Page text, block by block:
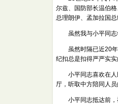
尔兹、国防部长温伯
总理朗伊、孟加拉国总
虽然我与小平同志
虽然时隔已近20年
纪扣总是扣得严严实
小平同志喜欢在人
厅，听取中方陪同人员
小平同志抵达前，